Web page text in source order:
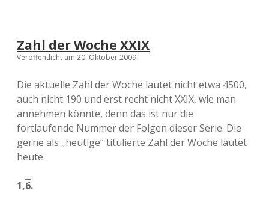
Zahl der Woche XXIX
Veröffentlicht am 20. Oktober 2009
Die aktuelle Zahl der Woche lautet nicht etwa 4500,
auch nicht 190 und erst recht nicht XXIX, wie man
annehmen könnte, denn das ist nur die
fortlaufende Nummer der Folgen dieser Serie. Die
gerne als „heutige“ titulierte Zahl der Woche lautet
heute:
1,6.